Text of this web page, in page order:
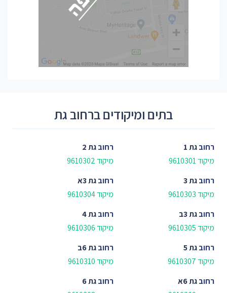
בתים ומיקודים ברחוב גת
רחובגת 1
מיקוד 9610301
רחובגת 2
מיקוד 9610302
רחובגת 3
מיקוד 9610303
רחובגת 3א
מיקוד 9610304
רחובגת 3ב
מיקוד 9610305
רחובגת 4
מיקוד 9610306
רחובגת 5
מיקוד 9610307
רחובגת 6ב
מיקוד 9610310
רחובגת 6א
רחובגת 6